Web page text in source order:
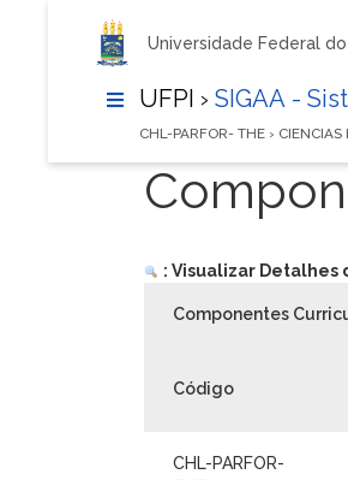
Universidade Federal do
UFPI › SIGAA -
CHL-PARFOR- THE ›
: Visualizar Detalhes
Componentes
Código
CHL-PARFOR-